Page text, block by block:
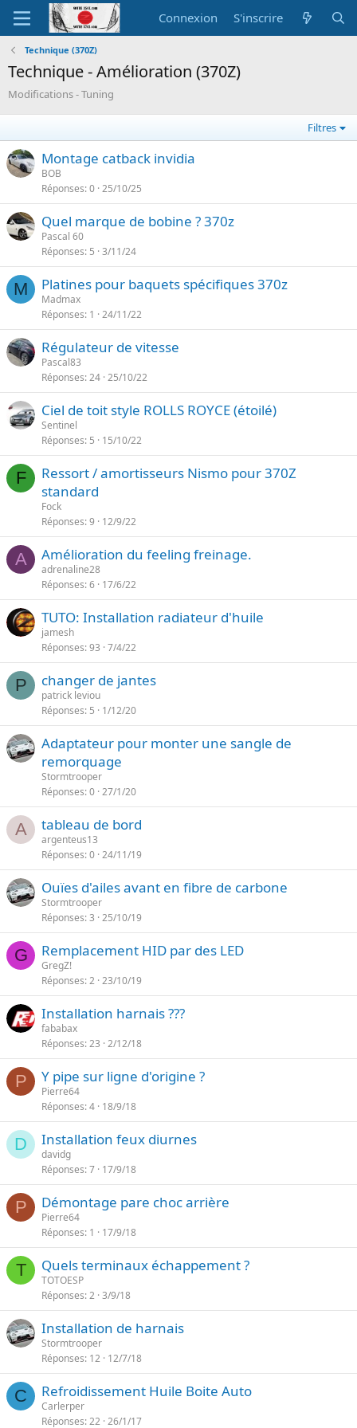
Connexion S'inscrire
Technique (370Z)
Technique - Amélioration (370Z)
Modifications - Tuning
Filtres
Montage catback invidia
BOB
Réponses 0 25/10/25
Quel marque de bobine ? 370z
Pascal 60
Réponses 5 3/11/24
M Platines pour baquets spécifiques 370z
Madmax
Réponses 1 24/11/22
Régulateur de vitesse
Pascal83
Réponses 24 25/10/22
Ciel de toit style ROLLS ROYCE (étoilé)
Sentinel
Réponses 5 15/10/22
F
Ressort / amortisseurs Nismo pour 370Z
standard
Fock
Réponses 9 12/9/22
A Amélioration du feeling freinage.
adrenaline28
Réponses 6 17/6/22
TUTO: Installation radiateur d'huile
jamesh
Réponses 93 7/4/22
P changer de jantes
patrick leviou
Réponses 5 1/12/20
Adaptateur pour monter une sangle de
remorquage
Stormtrooper
Réponses 0 27/1/20
A tableau de bord
argenteus13
Réponses 0 24/11/19
Ouïes d'ailes avant en fibre de carbone
Stormtrooper
Réponses 3 25/10/19
G Remplacement HID par des LED
GregZ!
Réponses 2 23/10/19
Installation harnais ???
fababax
Réponses 23 2/12/18
P Y pipe sur ligne d'origine ?
Pierre64
Réponses 4 18/9/18
D Installation feux diurnes
davidg
Réponses 7 17/9/18
P Démontage pare choc arrière
Pierre64
Réponses 1 17/9/18
T Quels terminaux échappement ?
TOTOESP
Réponses 2 3/9/18
Installation de harnais
Stormtrooper
Réponses 12 12/7/18
C Refroidissement Huile Boite Auto
Carlerper
Réponses 22 26/1/17